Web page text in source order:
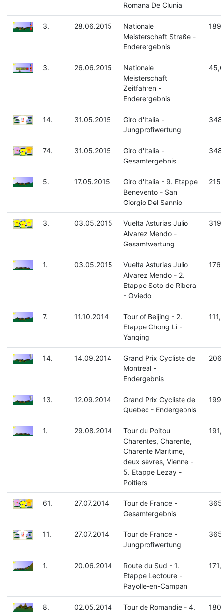
Romana De Clunia
3. 28.06.2015
Nationale
Meisterschaft Straße -
Enderergebnis
3. 26.06.2015
Nationale
Meisterschaft
Zeitfahren -
Enderergebnis
14. 31.05.2015
Giro d'Italia -
Jungprofiwertung
74. 31.05.2015
Giro d'Italia -
Gesamtergebnis
5. 17.05.2015
Giro d'Italia - 9. Etappe
Benevento - San
Giorgio Del Sannio
3. 03.05.2015
Vuelta Asturias Julio
Alvarez Mendo -
Gesamtwertung
1. 03.05.2015
Vuelta Asturias Julio
Alvarez Mendo - 2.
Etappe Soto de Ribera
- Oviedo
7. 11.10.2014
Tour of Beijing - 2.
Etappe Chong Li -
Yanqing
14. 14.09.2014
Grand Prix Cycliste de
Montreal -
Endergebnis
13. 12.09.2014
Grand Prix Cycliste de
Quebec - Endergebnis
1. 29.08.2014
Tour du Poitou
Charentes, Charente,
Charente Maritime,
deux sèvres, Vienne -
5. Etappe Lezay -
Poitiers
61. 27.07.2014
Tour de France -
Gesamtergebnis
11. 27.07.2014
Tour de France -
Jungprofiwertung
1. 20.06.2014
Route du Sud - 1.
Etappe Lectoure -
Payolle-en-Campan
8. 02.05.2014 Tour de Romandie - 4.